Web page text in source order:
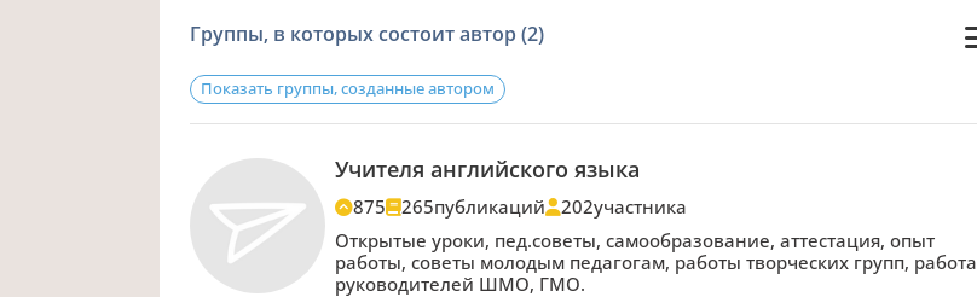
Группы, в которых состоит автор (2)
Показать группы, созданные автором
Учителя английского языка
875 265публикаций 202участника
Открытые уроки, пед.советы, самообразование, аттестация, опыт
работы, советы молодым педагогам, работы творческих групп, работа
руководителей ШМО, ГМО.